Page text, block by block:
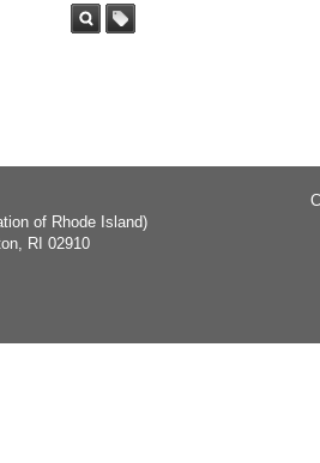
of Rhode Island)
RI 02910